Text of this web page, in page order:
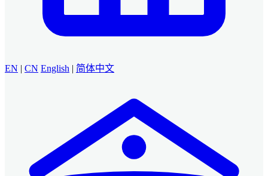
EN | CN English | 简体中文